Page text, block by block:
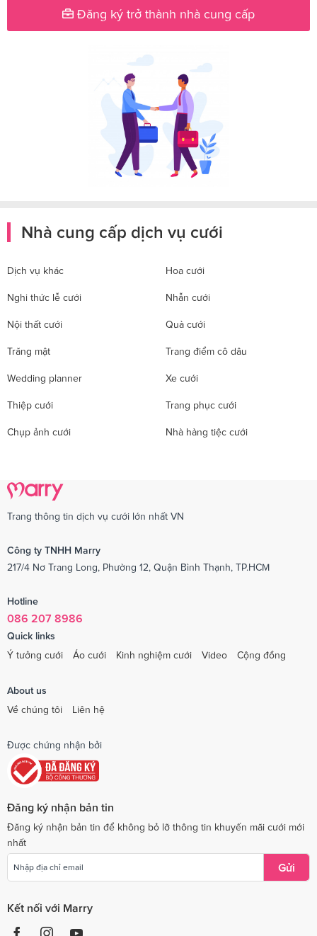
Đăng ký trở thành nhà cung cấp
Nhà cung cấp dịch vụ cưới
Dịch vụ khác Hoa cưới
Nghi thức lễ cưới Nhẫn cưới
Nội thất cưới Quà cưới
Trăng mật Trang điểm cô dâu
Wedding planner Xe cưới
Thiệp cưới Trang phục cưới
Chụp ảnh cưới Nhà hàng tiệc cưới
Trang thông tin dịch vụ cưới lớn nhất VN
Công ty TNHH Marry
217/4 Nơ Trang Long, Phường 12, Quận Bình Thạnh, TP.HCM
Hotline
086 207 8986
Quick links
Ý tưởng cưới
Áo cưới Kinh nghiệm cưới Video Cộng đồng
About us
Về chúng tôi
Liên hệ
Được chứng nhận bởi
Đăng ký nhận bản tin
Đăng ký nhận bản tin để không bỏ lỡ thông tin khuyến mãi cưới mới
nhất
Gửi
Kết nối với Marry